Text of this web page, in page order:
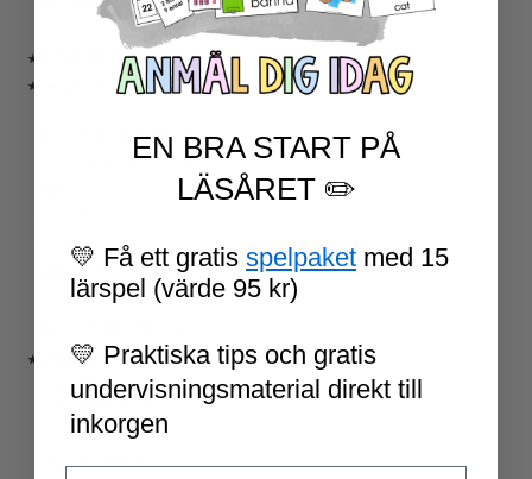
AKTIVITETSPAKET SVENSKA
★ SVENSK SOM ANDRASPRÅK
★ MATEMATIK
ADDITION OCH SUBTRAKTION
TID: KLOCKAN OCH KALENDER
KARTLÄGGNING MATEMATIK
★ ENGELSKA
ENGELSKA LÄSNING
ENGELSKA ORD- OCH BEGREPP
ENGELSK GRAMATIK
EN BRA START PÅ
LÄSÅRET ✏️
💛 Få ett gratis spelpaket med 15
lärspel (värde 95 kr)
💛 Praktiska tips och gratis
undervisningsmaterial direkt till
inkorgen